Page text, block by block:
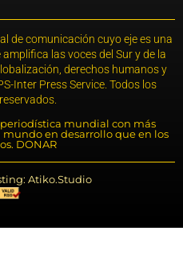
de comunicación cuyo eje es una
las voces del Sur y de la
derechos humanos y
Inter Press Service. Todos los
mundial con más
mundo en desarrollo que en los
DONAR
Atiko.Studio